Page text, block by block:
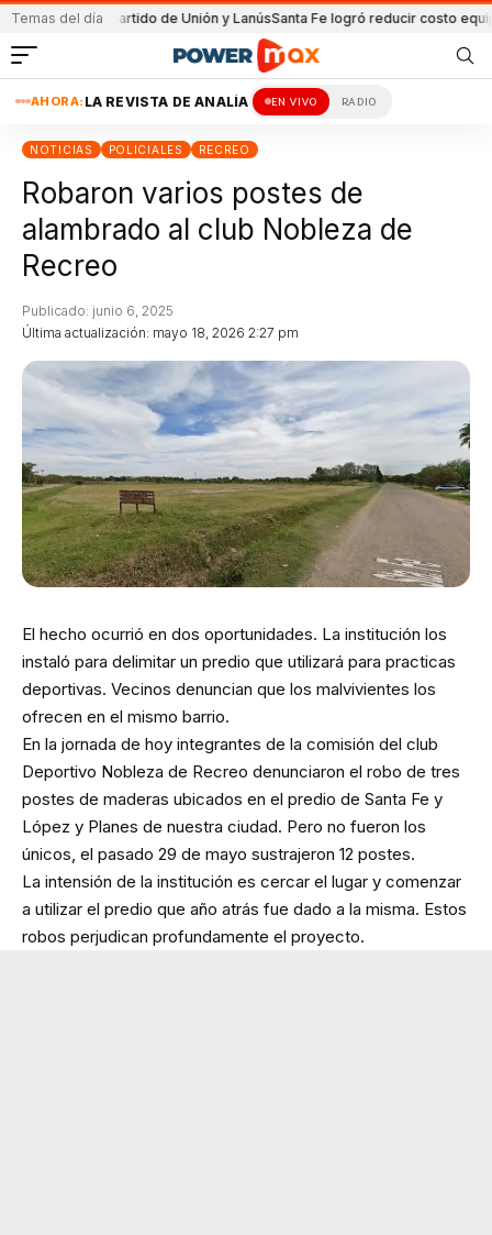
Temas del día
en el partido de Unión y LanúsSanta Fe logró reducir costo
AHORA: LA REVISTA DE ANALÍA EN VIVO RADIO
NOTICIAS POLICIALES RECREO
Robaron varios postes de
alambrado al club Nobleza de
Recreo
Última actualización: mayo 18, 2026 2:27 pm
Publicado: junio 6, 2025
El hecho ocurrió en dos oportunidades. La institución los
instaló para delimitar un predio que utilizará para practicas
deportivas. Vecinos denuncian que los malvivientes los
ofrecen en el mismo barrio.
En la jornada de hoy integrantes de la comisión del club
Deportivo Nobleza de Recreo denunciaron el robo de tres
postes de maderas ubicados en el predio de Santa Fe y
López y Planes de nuestra ciudad. Pero no fueron los
únicos, el pasado 29 de mayo sustrajeron 12 postes.
La intensión de la institución es cercar el lugar y comenzar
a utilizar el predio que año atrás fue dado a la misma. Estos
robos perjudican profundamente el proyecto.